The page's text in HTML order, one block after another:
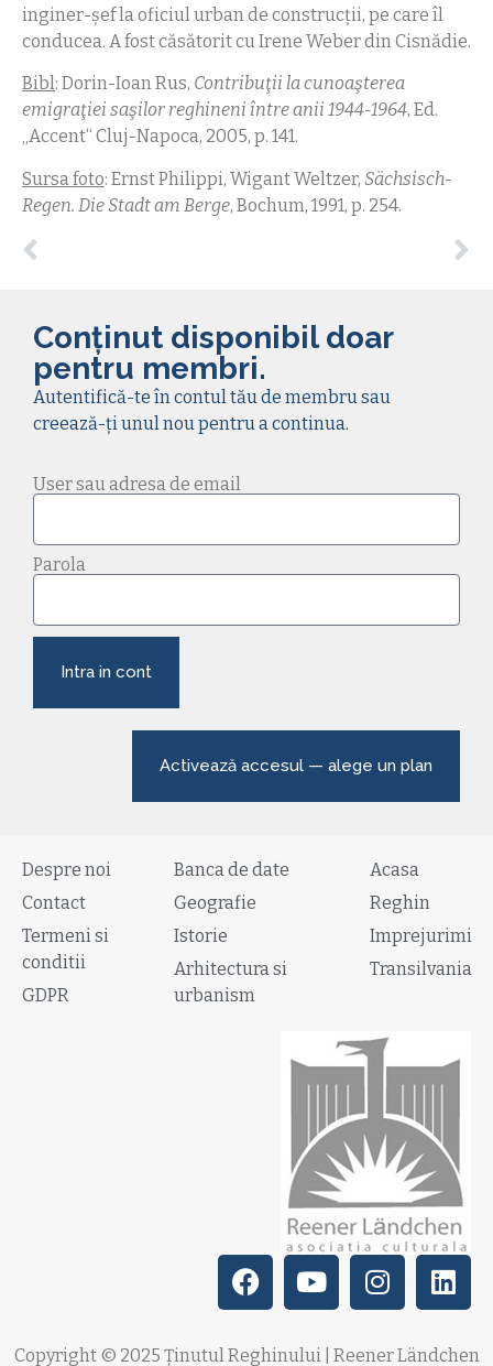
inginer-şef la oficiul urban de construcţii, pe care îl
conducea. A fost căsătorit cu Irene Weber din Cisnădie.
Bibl: Dorin-Ioan Rus, Contribuţii la cunoaşterea
emigraţiei saşilor reghineni între anii 1944-1964, Ed.
„Accent“ Cluj-Napoca, 2005, p. 141.
Sursa foto: Ernst Philippi, Wigant Weltzer, Sächsisch-
Regen. Die Stadt am Berge, Bochum, 1991, p. 254.
Conținut disponibil doar
pentru membri.
Autentifică-te în contul tău de membru sau
creează-ți unul nou pentru a continua.
User sau adresa de email
Parola
Intra in cont
Activează accesul — alege un plan
Despre noi
Contact
Termeni si
conditii
GDPR
Banca de date
Geografie
Istorie
Arhitectura si
urbanism
Acasa
Reghin
Imprejurimi
Transilvania
Copyright © 2025 Ținutul Reghinului | Reener Ländchen